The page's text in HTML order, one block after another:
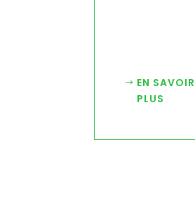
EN SAVOIR
PLUS